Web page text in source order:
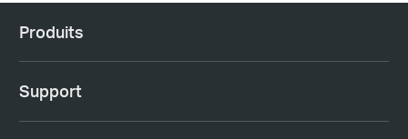
Produits
Support